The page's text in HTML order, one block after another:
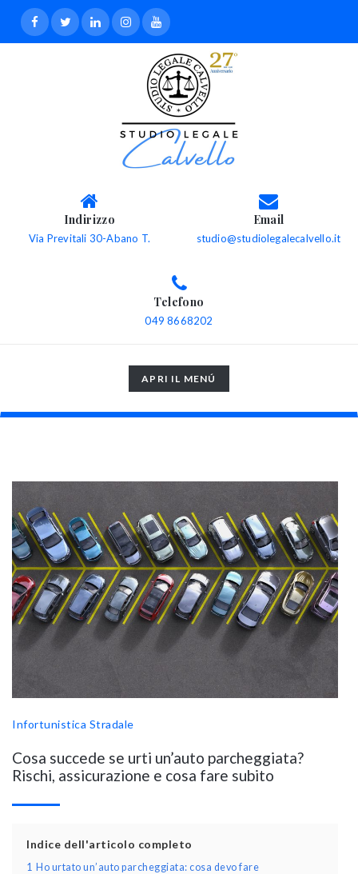
Indirizzo
Via Previtali 30-Abano T.
Email
studio@studiolegalecalvello.it
Telefono
049 8668202
TOGGLE
NAVIGATION
APRI IL MENÚ
Infortunistica Stradale
Cosa succede se urti un’auto parcheggiata?
Rischi, assicurazione e cosa fare subito
Indice dell'articolo completo
1
Ho urtato un’auto parcheggiata: cosa devo fare